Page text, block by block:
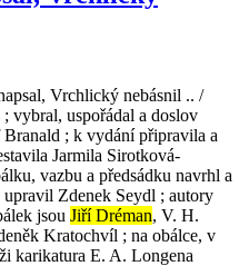
Vrchlický nebásnil .. /
; vybral, uspořádal a doslov
; k vydání připravila a
Jarmila Sirotková-
vazbu a předsádku navrhl a
Zdenek Seydl ; autory
jsou Jiří Dréman, V. H.
Kratochvíl ; na obálce, v
karikatura E. A. Longena